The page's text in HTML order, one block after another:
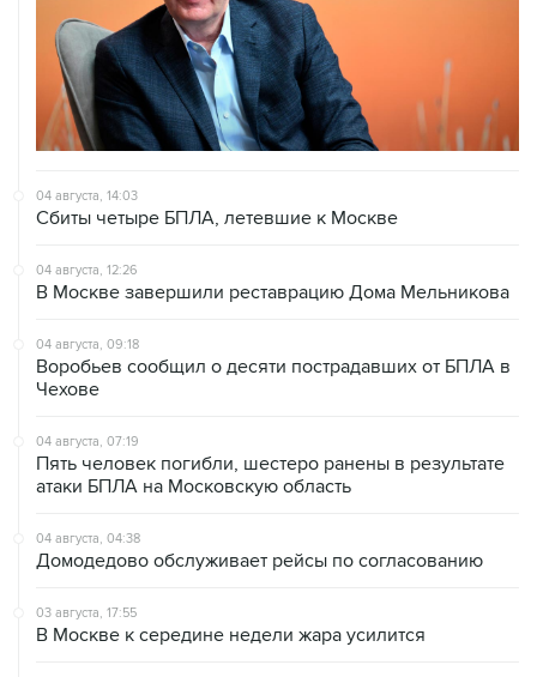
04 августа, 14:03
Сбиты четыре БПЛА, летевшие к Москве
04 августа, 12:26
В Москве завершили реставрацию Дома Мельникова
04 августа, 09:18
Воробьев сообщил о десяти пострадавших от БПЛА в
Чехове
04 августа, 07:19
Пять человек погибли, шестеро ранены в результате
атаки БПЛА на Московскую область
04 августа, 04:38
Домодедово обслуживает рейсы по согласованию
03 августа, 17:55
В Москве к середине недели жара усилится